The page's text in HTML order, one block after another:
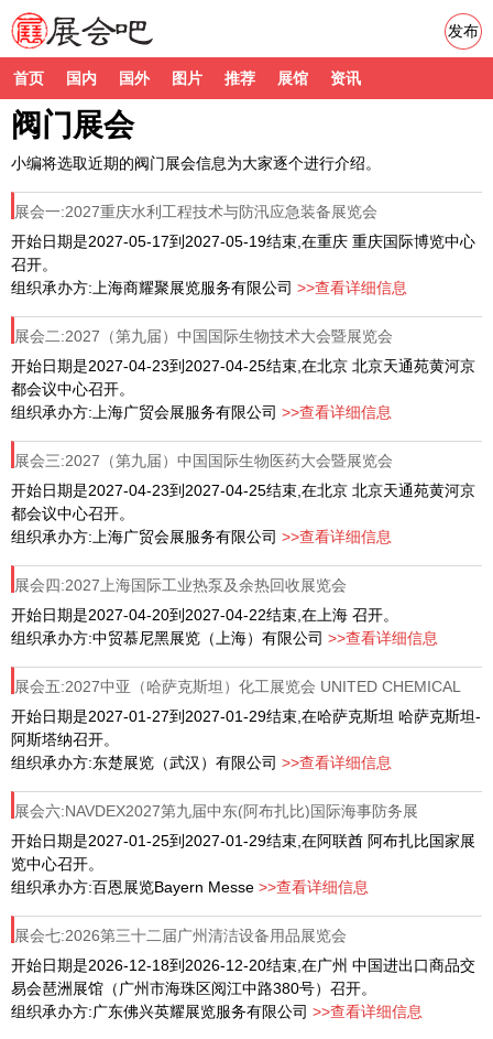
首页 国内 国外 图片 推荐 展馆 资讯
发布
阀门展会
小编将选取近期的阀门展会信息为大家逐个进行介绍。
展会一:2027重庆水利工程技术与防汛应急装备展览会
开始日期是2027-05-17到2027-05-19结束,在重庆 重庆国际博览中心
召开。
组织承办方:上海商耀聚展览服务有限公司 >>查看详细信息
展会二:2027（第九届）中国国际生物技术大会暨展览会
开始日期是2027-04-23到2027-04-25结束,在北京 北京天通苑黄河京
都会议中心召开。
组织承办方:上海广贸会展服务有限公司 >>查看详细信息
展会三:2027（第九届）中国国际生物医药大会暨展览会
开始日期是2027-04-23到2027-04-25结束,在北京 北京天通苑黄河京
都会议中心召开。
组织承办方:上海广贸会展服务有限公司 >>查看详细信息
展会四:2027上海国际工业热泵及余热回收展览会
开始日期是2027-04-20到2027-04-22结束,在上海 召开。
组织承办方:中贸慕尼黑展览（上海）有限公司 >>查看详细信息
展会五:2027中亚（哈萨克斯坦）化工展览会 UNITED CHEMICAL
开始日期是2027-01-27到2027-01-29结束,在哈萨克斯坦 哈萨克斯坦-
阿斯塔纳召开。
组织承办方:东楚展览（武汉）有限公司 >>查看详细信息
展会六:NAVDEX2027第九届中东(阿布扎比)国际海事防务展
开始日期是2027-01-25到2027-01-29结束,在阿联酋 阿布扎比国家展
览中心召开。
组织承办方:百恩展览Bayern Messe >>查看详细信息
展会七:2026第三十二届广州清洁设备用品展览会
开始日期是2026-12-18到2026-12-20结束,在广州 中国进出口商品交
易会琶洲展馆（广州市海珠区阅江中路380号）召开。
组织承办方:广东佛兴英耀展览服务有限公司 >>查看详细信息